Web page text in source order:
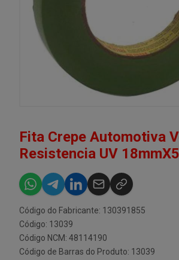
Fita Crepe Automotiva
Resistencia UV
Código do Fabricante: 130391855
Código: 13039
Código NCM: 48114190
Código de Barras do Produto: 13039